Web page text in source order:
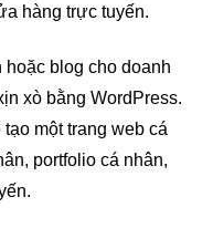
hàng trực tuyến.
blog cho doanh
xò bằng WordPress.
một trang web cá
portfolio cá nhân,